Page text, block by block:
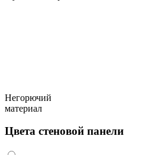
Негорючий
материал
Цвета стеновой панели